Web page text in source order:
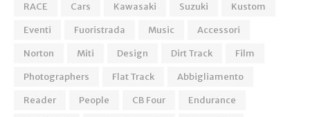
RACE
Cars Kawasaki Suzuki
Kustom
Eventi
Fuoristrada Music
Accessori
Norton
Miti Design Dirt Track
Film
Photographers
Flat Track
Abbigliamento
Reader
People CB Four
Endurance